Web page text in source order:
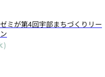
ミが第4回宇部まちづくりリー
)